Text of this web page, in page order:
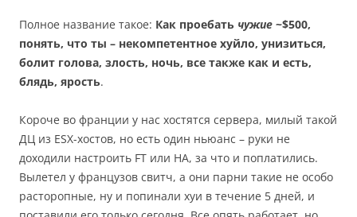
Полное название такое: Как проебать чужие ~$500,
понять, что ты – некомпетентное хуйло, унизиться,
болит голова, злость, ночь, все также как и есть,
блядь, ярость.
Короче во франции у нас хостятся сервера, милый такой
ДЦ из ESX-хостов, но есть один ньюанс – руки не
доходили настроить FT или HA, за что и поплатились.
Вылетел у французов свитч, а они парни такие не особо
расторопные, ну и попинали хуи в течение 5 дней, и